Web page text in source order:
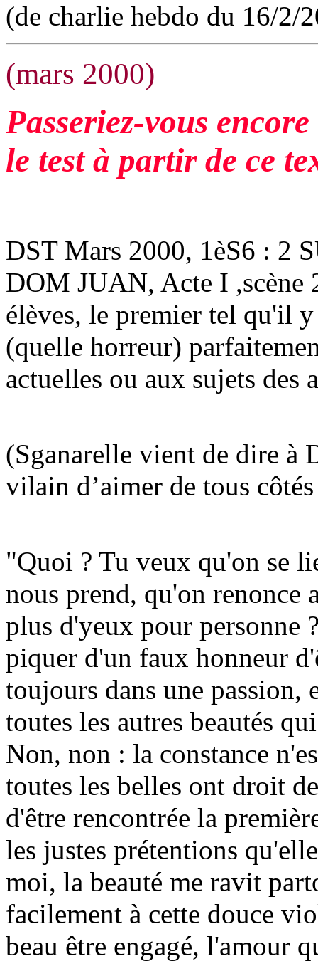
(de charlie hebdo du 16/2/
(mars 2000)
Passeriez-vous
le test à partir de ce
DST Mars 2000, 1èS6 : 2
DOM JUAN, Acte I ,scène
élèves, le premier tel qu'il y
(quelle horreur)
actuelles ou aux sujets des
(Sganarelle vient de dire
vilain d’aimer de tous
"Quoi ? Tu veux qu'on se
nous prend, qu'on
plus d'yeux pour personne
piquer d'un faux honneur
toujours dans une passion,
toutes les autres beautés
Non, non : la constance
toutes les belles ont droit
d'être rencontrée la
les justes prétentions
moi, la beauté me ravit
facilement à cette douce
beau être engagé, l'amour